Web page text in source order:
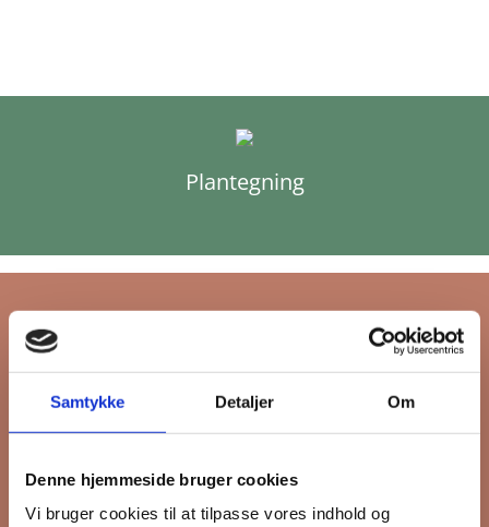
Samtykke Detaljer Om
Denne hjemmeside bruger cookies
Vi bruger cookies til at tilpasse vores indhold og
Plantegning
Tilmeld dig FB
nyhedsbrev